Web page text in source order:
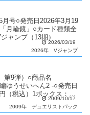
号○発売日2026年3月19
月輪鏡」○カード種類全
ャンプ（13期）
2026/03/19
2026年
Vジャンプ
第9弾）○商品名
ゆうせいへん2 -○発売日
（税込）1ボックス：
2009/10/17
2009年
デュエリストパック